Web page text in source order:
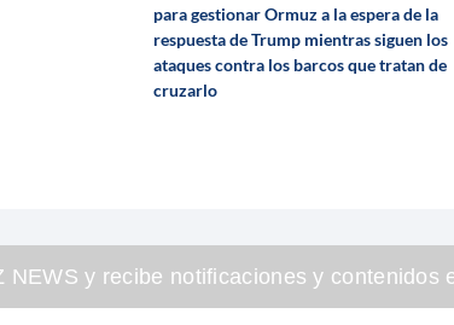
para gestionar Ormuz a la espera de la
respuesta de Trump mientras siguen los
ataques contra los barcos que tratan de
cruzarlo
NEWS y recibe notificaciones y contenidos